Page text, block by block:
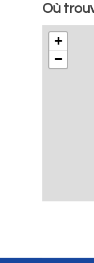
Où
+
−